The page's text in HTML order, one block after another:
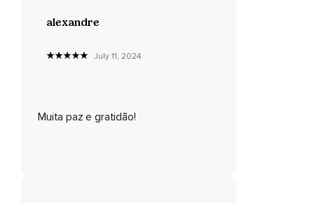
alexandre
July 11, 2024
Muita paz e gratidão!